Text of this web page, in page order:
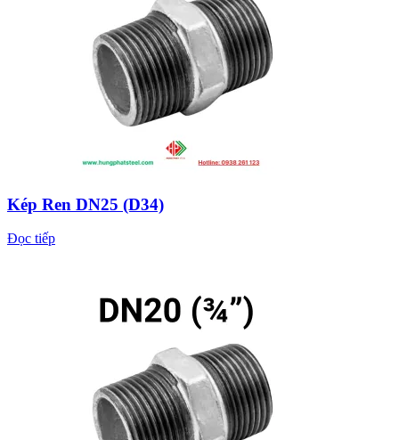
Kép Ren DN25 (D34)
Đọc tiếp